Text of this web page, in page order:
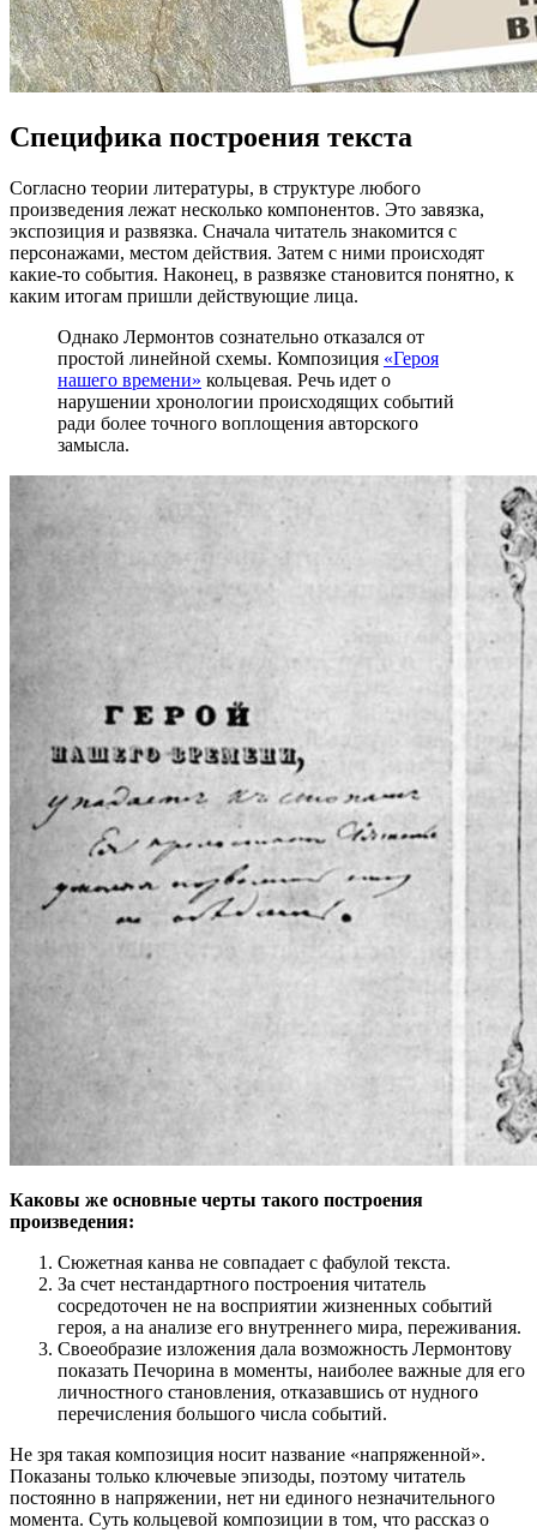
Специфика построения текста
Согласно теории литературы, в структуре любого
произведения лежат несколько компонентов. Это завязка,
экспозиция и развязка. Сначала читатель знакомится с
персонажами, местом действия. Затем с ними происходят
какие-то события. Наконец, в развязке становится понятно, к
каким итогам пришли действующие лица.
Однако Лермонтов сознательно отказался от
простой линейной схемы. Композиция «Героя
нашего времени» кольцевая. Речь идет о
нарушении хронологии происходящих событий
ради более точного воплощения авторского
замысла.
Каковы же основные черты такого построения
произведения:
Сюжетная канва не совпадает с фабулой текста.
За счет нестандартного построения читатель
сосредоточен не на восприятии жизненных событий
героя, а на анализе его внутреннего мира, переживания.
Своеобразие изложения дала возможность Лермонтову
показать Печорина в моменты, наиболее важные для его
личностного становления, отказавшись от нудного
перечисления большого числа событий.
Не зря такая композиция носит название «напряженной».
Показаны только ключевые эпизоды, поэтому читатель
постоянно в напряжении, нет ни единого незначительного
момента. Суть кольцевой композиции в том, что рассказ о